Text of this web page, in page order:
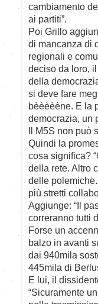
cambiamento
ai partiti”.
Poi Grillo
di mancanza di
regionali e
deciso da loro,
della
si deve fare
bèèèèène. E la
democrazia, un
Il M5S non può
Quindi la
cosa significa?
della rete. Altro
delle
più stretti
Aggiunge: “Il
correranno tutti
Forse un
balzo in avanti
dai 940mila
445mila di
E lui, il
“Sicuramente